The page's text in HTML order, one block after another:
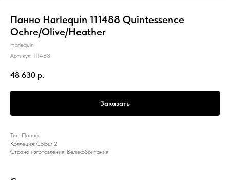
Панно Harlequin 111488 Quintessence
Ochre/Olive/Heather
Harlequin
Артикул: 111488
48 630 р.
Заказать
Тип: Панно
Коллеция: Colour 2
Страна изготовления: Великобритания